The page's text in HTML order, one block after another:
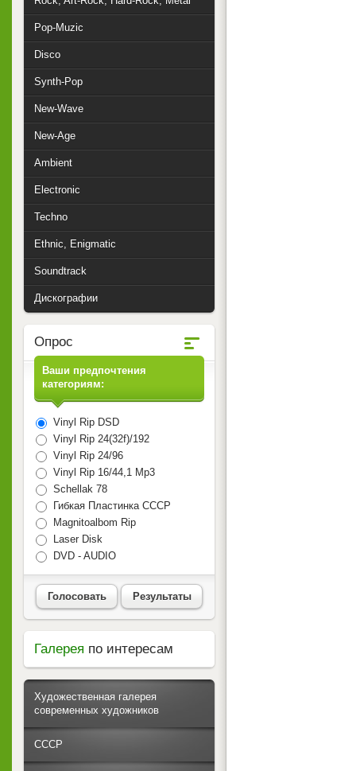
Pop-Muzic
Disco
Synth-Pop
New-Wave
New-Age
Ambient
Electronic
Techno
Ethnic, Enigmatic
Soundtrack
Дискографии
Опрос
Ваши предпочтения
категориям:
Vinyl Rip DSD
Vinyl Rip 24(32f)/192
Vinyl Rip 24/96
Vinyl Rip 16/44,1 Mp3
Schellak 78
Гибкая Пластинка СССР
Magnitoalbom Rip
Laser Disk
DVD - AUDIO
Голосовать Результаты
Галерея по интересам
Художественная галерея
современных художников
СССР